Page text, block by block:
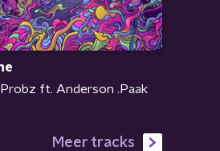
Probz ft. Anderson .Paak
Meer tracks